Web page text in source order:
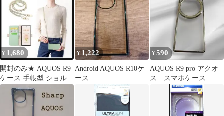
¥ 1,680
開封のみ★ AQUOS R9
ケース 手帳型 ショルダ
ー （グリーン）
¥1,222
Android AQUOS R10ケ
ース
¥590
AQUOS R9 pro アクオ
ス スマホケース
TPU 柔らかい